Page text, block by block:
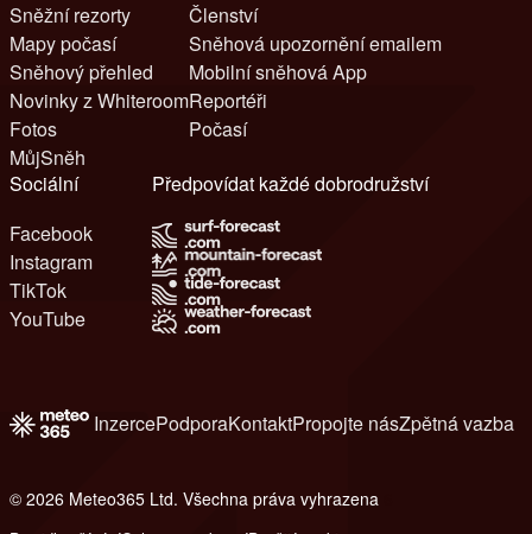
Sněžní rezorty
Mapy počasí
Sněhový přehled
Novinky z Whiteroom
Fotos
MůjSněh
Členství
Sněhová upozornění emailem
Mobilní sněhová App
Reportéři
Počasí
Sociální
Facebook
Instagram
TikTok
YouTube
Předpovídat každé dobrodružství
InzercePodporaKontaktPropojte násZpětná vazba
© 2026 Meteo365 Ltd. Všechna práva vyhrazena